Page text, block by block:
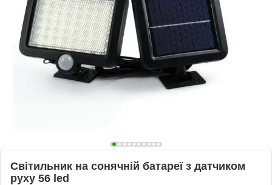
Світильник на сонячній батареї з датчиком
руху 56 led